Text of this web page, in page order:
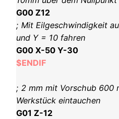
G00 Z12
; Mit Eilgeschwindigkeit
und Y = 10 fahren
G00 X-50 Y-30
$ENDIF
; 2 mm mit Vorschub 600
Werkstück eintauchen
G01 Z-12